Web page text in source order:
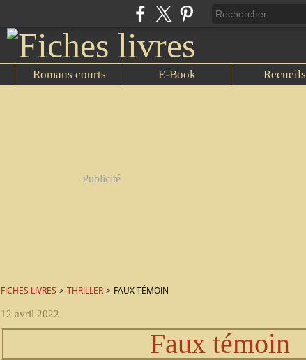
Romans courts E-Book Recueils
Publicité
FICHES LIVRES > THRILLER > FAUX TÉMOIN
12 avril 2022
Faux témoin